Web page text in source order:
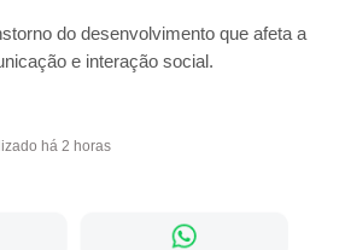
do desenvolvimento que afeta a
e interação social.
há 2 horas